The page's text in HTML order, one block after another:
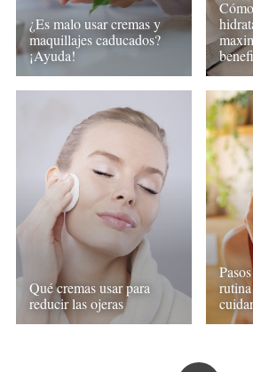
¿Es malo usar cremas y
maquillajes caducados?
¡Ayuda!
Qué cremas usar para
reducir las ojeras